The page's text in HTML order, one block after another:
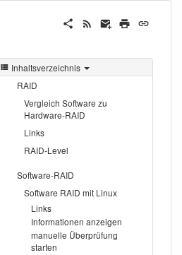
Inhaltsverzeichnis
RAID
Vergleich Software zu
Hardware-RAID
Links
RAID-Level
Software-RAID
Software RAID mit Linux
Links
Informationen anzeigen
manuelle Überprüfung
starten